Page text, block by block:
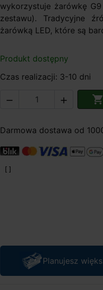
wykorzystuje żarówkę
zestawu). Tradycyjne
żarówką LED, które są
Produkt dostępny
Czas realizacji: 3-10 dni
  
Darmowa dostawa od
Planujesz